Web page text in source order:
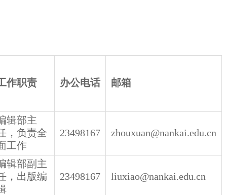
作职责 办公电话 邮箱
辑部主
，负责全
工作
23498167 zhouxuan@nankai.edu.cn
辑部副主
，出版编
23498167 liuxiao@nankai.edu.cn